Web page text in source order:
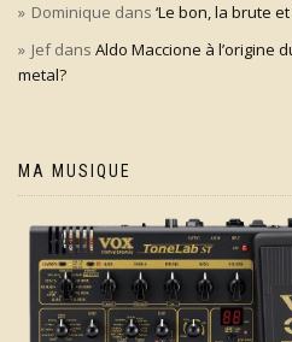
Dominique dans ‘Le bon, la brute
Jefdans Aldo Maccione à l’origine
metal?
MA MUSIQUE